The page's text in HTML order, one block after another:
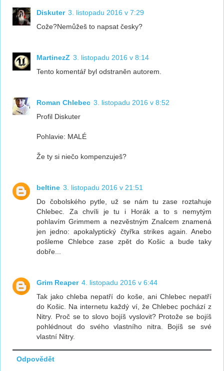
Diskuter 3. listopadu 2016 v 7:29
Cože?Nemůžeš to napsat česky?
MartinezZ 3. listopadu 2016 v 8:14
Tento komentář byl odstraněn autorem.
Roman Chlebec 3. listopadu 2016 v 8:52
Profil Diskuter
Pohlavie: MALÉ
Že ty si niečo kompenzuješ?
beltine 3. listopadu 2016 v 21:51
Do čobolského pytle, už se nám tu zase roztahuje
Chlebec. Za chvíli je tu i Horák a to s nemytým
pohlavím Grimmem a nezvěstným Znalcem znamená
jen jedno: apokalyptický čtyřka strikes again. Anebo
pošleme Chlebce zase zpět do Košic a bude taky
dobře...
Grim Reaper 4. listopadu 2016 v 6:44
Tak jako chleba nepatří do koše, ani Chlebec nepatří
do Košic. Na internetu každý ví, že Chlebec pochází z
Nitry. Proč se to slovo bojíš vyslovit? Protože se bojíš
pohlédnout do svého vlastního nitra. Bojíš se své
vlastní Nitry.
Odpovědět